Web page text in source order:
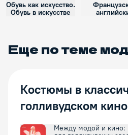
Обувь как искусство.
Обувь в искусстве
Еще по теме
Костюмы в
голливудском кино
Между модой и кино: